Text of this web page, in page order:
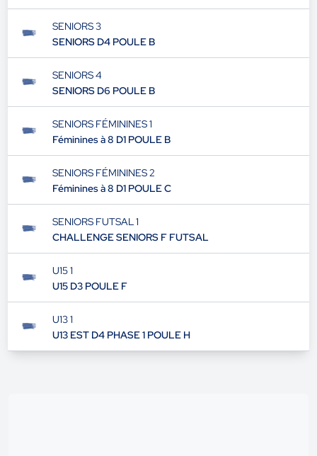
SENIORS 3
SENIORS D4 POULE B
SENIORS 4
SENIORS D6 POULE B
SENIORS FÉMININES 1
Féminines à 8 D1 POULE B
SENIORS FÉMININES 2
Féminines à 8 D1 POULE C
SENIORS FUTSAL 1
CHALLENGE SENIORS F FUTSAL
U15 1
U15 D3 POULE F
U13 1
U13 EST D4 PHASE 1 POULE H